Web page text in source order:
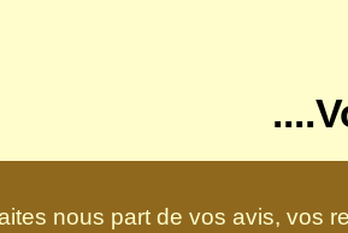
nous part de vos avis, vos